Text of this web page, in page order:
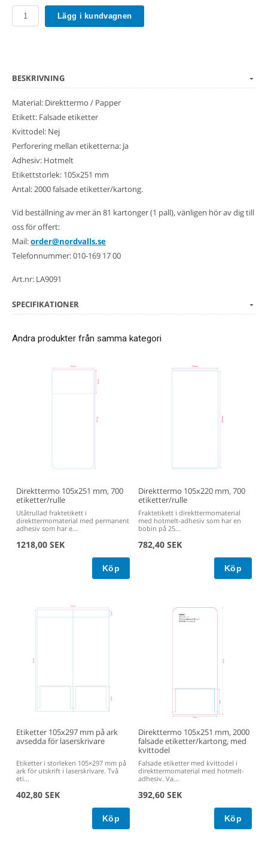
Lägg i kundvagnen
BESKRIVNING
Material: Direkttermo / Papper
Etikett: Falsade etiketter
Kvittodel: Nej
Perforering mellan etiketterna: Ja
Adhesiv: Hotmelt
Etikettstorlek: 105x251 mm
Antal: 2000 falsade etiketter/kartong.
Vid beställning av mer än 81 kartonger (1 pall), vänligen hör av dig till
oss för offert:
Mail:order@nordvalls.se
Telefonnummer: 010-169 17 00
Art.nr: LA9091
SPECIFIKATIONER
Andra produkter från samma kategori
Direkttermo 105x251 mm, 700
etiketter/rulle
Utåtrullad fraktetikett i
direkttermomaterial med permanent
adhesiv som har e...
1218,00 SEK
Köp
Direkttermo 105x220 mm, 700
etiketter/rulle
Fraktetikett i direkttermomaterial
med hotmelt-adhesiv som har en
bobin på 25...
782,40 SEK
Köp
Etiketter 105x297 mm på ark
avsedda för laserskrivare
Etiketter i storleken 105×297 mm på
ark för utskrift i laserskrivare. Två
eti...
402,80 SEK
Köp
Direkttermo 105x251 mm, 2000
falsade etiketter/kartong, med
kvittodel
Falsade etiketter med kvittodel i
direkttermomaterial med hotmelt-
adhesiv. Va...
392,60 SEK
Köp